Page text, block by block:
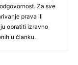
Za sve
prava ili
obratiti izravno
u članku.